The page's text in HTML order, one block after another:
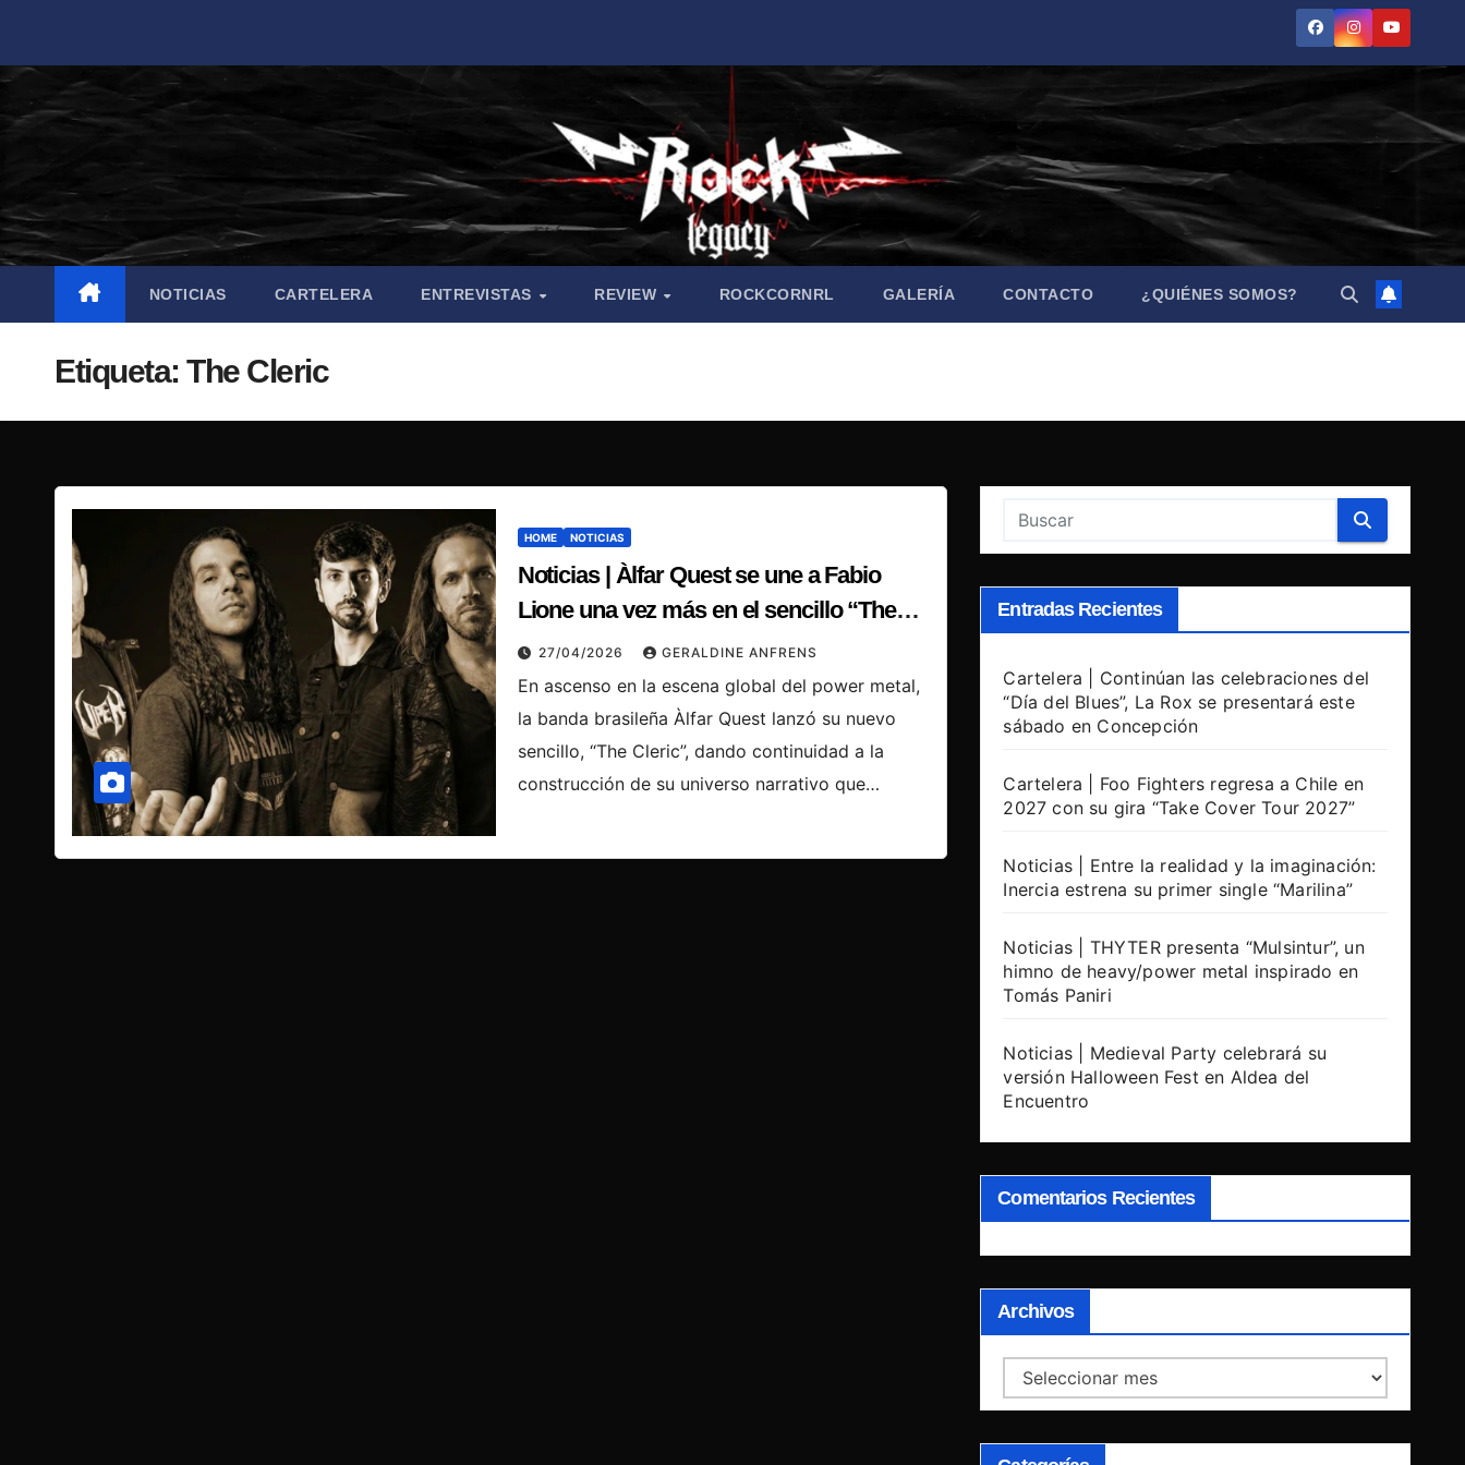
contenido
NOTICIAS CARTELERA ENTREVISTAS REVIEW ROCKCORNRL GALERÍA CONTACTO ¿QUIÉNES SOMOS?
Etiqueta: The Cleric
HOME NOTICIAS
Noticias | Àlfar Quest se une a Fabio
Lione una vez más en el sencillo “The
Cleric”
27/04/2026 GERALDINE ANFRENS
En ascenso en la escena global del power metal,
la banda brasileña Àlfar Quest lanzó su nuevo
sencillo, “The Cleric”, dando continuidad a la
construcción de su universo narrativo que…
Entradas Recientes
Cartelera | Continúan las celebraciones del
“Día del Blues”, La Rox se presentará este
sábado en Concepción
Cartelera | Foo Fighters regresa a Chile en
2027 con su gira “Take Cover Tour 2027”
Noticias | Entre la realidad y la imaginación:
Inercia estrena su primer single “Marilina”
Noticias | THYTER presenta “Mulsintur”, un
himno de heavy/power metal inspirado en
Tomás Paniri
Noticias | Medieval Party celebrará su
versión Halloween Fest en Aldea del
Encuentro
Comentarios Recientes
Archivos
Archivos